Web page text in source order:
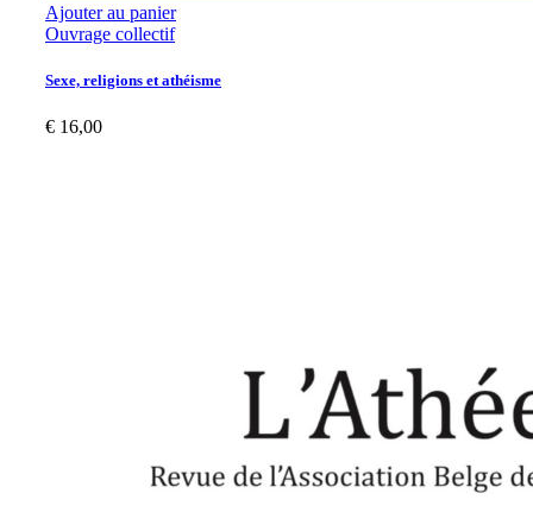
Ajouter au panier
Ouvrage collectif
Sexe, religions et athéisme
€ 16,00